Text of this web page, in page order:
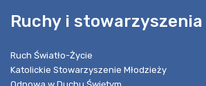
Ruchy i stowarzyszenia
Ruch Światło-Życie
Katolickie Stowarzyszenie Młodzieży